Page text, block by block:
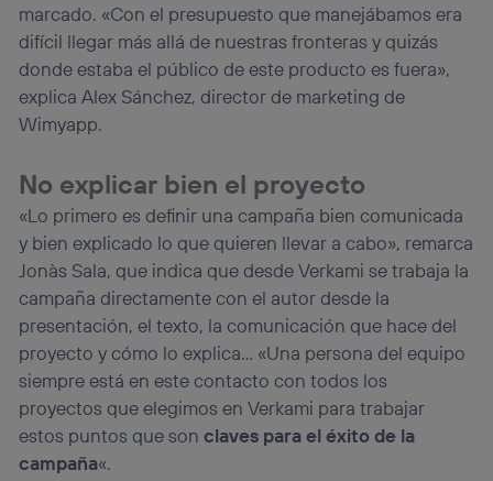
marcado. «Con el presupuesto que manejábamos era
difícil llegar más allá de nuestras fronteras y quizás
donde estaba el público de este producto es fuera»,
explica Alex Sánchez, director de marketing de
Wimyapp.
No explicar bien el proyecto
«Lo primero es definir una campaña bien comunicada
y bien explicado lo que quieren llevar a cabo», remarca
Jonàs Sala, que indica que desde Verkami se trabaja la
campaña directamente con el autor desde la
presentación, el texto, la comunicación que hace del
proyecto y cómo lo explica… «Una persona del equipo
siempre está en este contacto con todos los
proyectos que elegimos en Verkami para trabajar
estos puntos que sonclaves para el éxito de la
campaña«.